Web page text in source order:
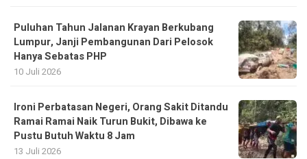
Puluhan Tahun Jalanan Krayan Berkubang
Lumpur, Janji Pembangunan Dari Pelosok
Hanya Sebatas PHP
10 Juli 2026
Ironi Perbatasan Negeri, Orang Sakit Ditandu
Ramai Ramai Naik Turun Bukit, Dibawa ke
Pustu Butuh Waktu 8 Jam
13 Juli 2026